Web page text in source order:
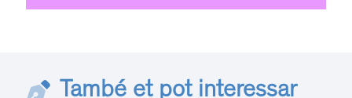
També et pot interessar